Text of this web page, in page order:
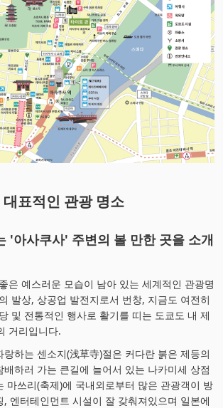
대표적인 관광 명소
'아사쿠사' 주변의 볼 만한 곳을 소개
은 예스러운 모습이 남아 있는 세계적인 관광명
발상, 상공업 발전지로서 번창, 지금도 여전히
및 전통적인 행사로 활기를 띠는 도쿄도 내 제
거리입니다.
랑하는 센소지(浅草寺)절은 커다란 붉은 제등의
배하러 가는 큰길에 늘어서 있는 나카미세 상점
마쓰리(축제)에 국내외로부터 많은 관광객이 방
, 엔터테인먼트 시설이 잘 갖춰져있으며 일본에